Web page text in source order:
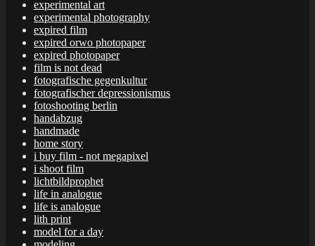
experimental art
experimental photography
expired film
expired orwo photopaper
expired photopaper
film is not dead
fotografische gegenkultur
fotografischer depressionismus
fotoshooting berlin
handabzug
handmade
home story
i buy film - not megapixel
i shoot film
lichtbildprophet
life in analogue
life is analogue
lith print
model for a day